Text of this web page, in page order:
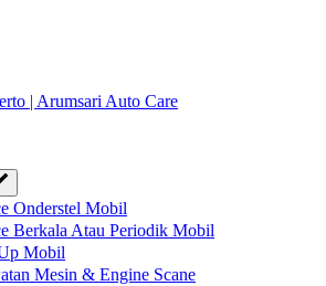
| Arumsari Auto Care
Onderstel Mobil
Berkala Atau Periodik Mobil
Mobil
Mesin & Engine Scane